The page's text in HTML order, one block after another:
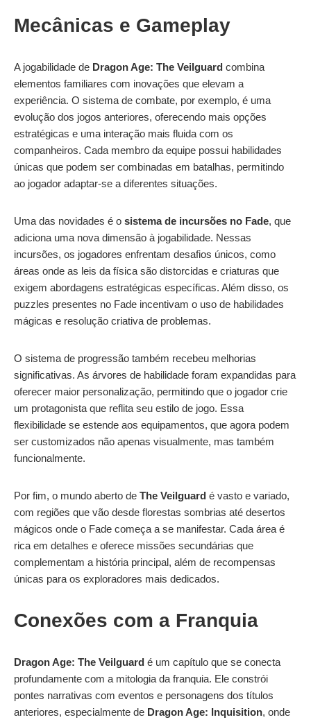
Mecânicas e Gameplay
A jogabilidade de Dragon Age: The Veilguard combina
elementos familiares com inovações que elevam a
experiência. O sistema de combate, por exemplo, é uma
evolução dos jogos anteriores, oferecendo mais opções
estratégicas e uma interação mais fluida com os
companheiros. Cada membro da equipe possui habilidades
únicas que podem ser combinadas em batalhas, permitindo
ao jogador adaptar-se a diferentes situações.
Uma das novidades é o sistema de incursões no Fade, que
adiciona uma nova dimensão à jogabilidade. Nessas
incursões, os jogadores enfrentam desafios únicos, como
áreas onde as leis da física são distorcidas e criaturas que
exigem abordagens estratégicas específicas. Além disso, os
puzzles presentes no Fade incentivam o uso de habilidades
mágicas e resolução criativa de problemas.
O sistema de progressão também recebeu melhorias
significativas. As árvores de habilidade foram expandidas para
oferecer maior personalização, permitindo que o jogador crie
um protagonista que reflita seu estilo de jogo. Essa
flexibilidade se estende aos equipamentos, que agora podem
ser customizados não apenas visualmente, mas também
funcionalmente.
Por fim, o mundo aberto de The Veilguard é vasto e variado,
com regiões que vão desde florestas sombrias até desertos
mágicos onde o Fade começa a se manifestar. Cada área é
rica em detalhes e oferece missões secundárias que
complementam a história principal, além de recompensas
únicas para os exploradores mais dedicados.
Conexões com a Franquia
Dragon Age: The Veilguard é um capítulo que se conecta
profundamente com a mitologia da franquia. Ele constrói
pontes narrativas com eventos e personagens dos títulos
anteriores, especialmente de Dragon Age: Inquisition, onde